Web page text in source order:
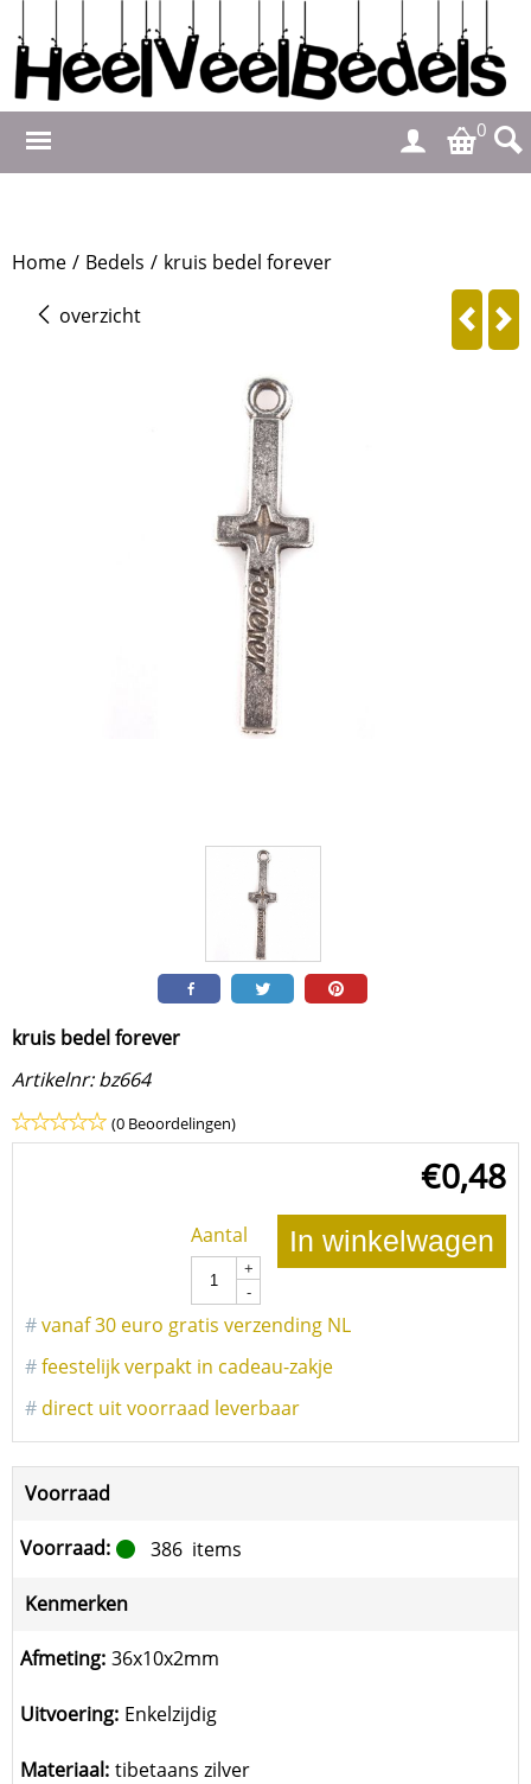
0
Home / Bedels / kruis bedel forever
overzicht
kruis bedel forever
Artikelnr: bz664
(0 Beoordelingen)
€0,48
Aantal
+
-
In winkelwagen
#vanaf 30 euro gratis verzending NL
#feestelijk verpakt in cadeau-zakje
# direct uit voorraad leverbaar
Voorraad
Voorraad: 386 items
Kenmerken
Afmeting: 36x10x2mm
Uitvoering: Enkelzijdig
Materiaal: tibetaans zilver